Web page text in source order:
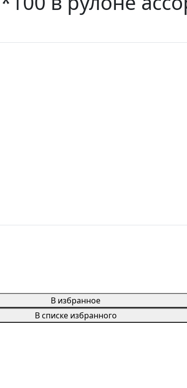
В избранное
В списке избранного